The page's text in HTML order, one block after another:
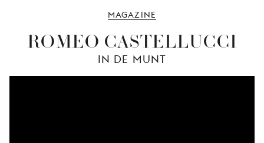
MAGAZINE
ROMEO CASTELLUCCI
IN DE MUNT